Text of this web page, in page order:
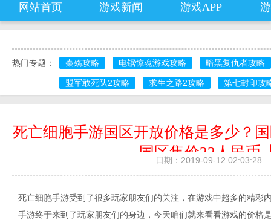
网站首页 游戏新闻 游戏APP
热门专题： 秦殇攻略 电锯惊魂游戏攻略 暗黑复仇者攻略
盟军敢死队2攻略 求生之路2攻略 第七封印攻
死亡细胞手游国区开放价格是多少？
国区售价22人民币
日期：2019-09-12 02:03:28
死亡细胞手游受到了很多玩家朋友们的关注，在游戏中超多的精彩
手游终于来到了玩家朋友们的身边，今天咱们就来看看游戏的价格